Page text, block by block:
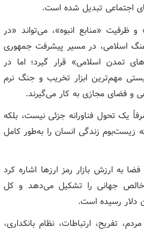
اجتماعی تبدیل شده است.
«منابع انبوه»، می‌تواند «در
اسلامی، در مسیر پیشرفت جمهوری
اسلامی» قرار گیرد؛ اما در
مهم‌ترین ابزار تخریب و جنگ نرم
و فضای مجازی به کار می‌گیرند.
یک تحول فناورانه جزئی نیست، بلکه
زیست‌بوم زندگی انسان را به‌طور کامل
به ارزش بازار رمز ارزها اشاره کرد
جهانی را تشکیل می‌دهد و کل
تفریح، ارتباطات، نظام بانکداری،